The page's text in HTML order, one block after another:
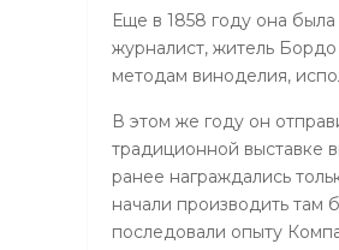
Еще в 1858 году она
журналист, житель
методам виноделия,
В этом же году он
традиционной выставке
ранее награждались
начали производить там
последовали опыту